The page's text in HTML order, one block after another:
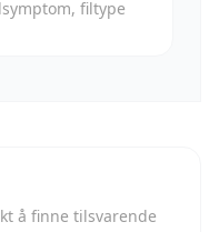
filtype
å finne tilsvarende